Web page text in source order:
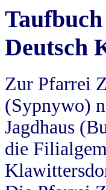
Deutsch
Zur Pfarrei
(Sypnywo)
Jagdhaus
die